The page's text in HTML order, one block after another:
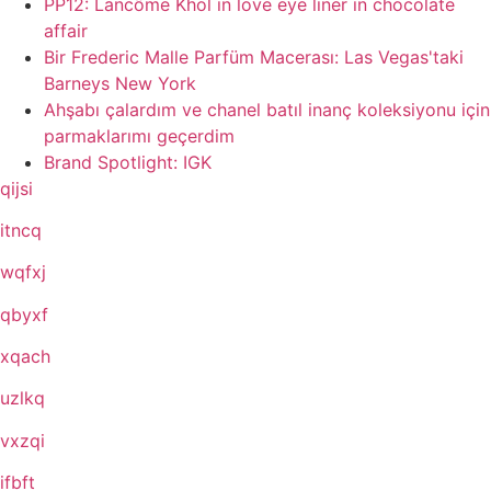
affair
Bir Frederic Malle Parfüm Macerası: Las Vegas'taki
Barneys New York
Ahşabı çalardım ve chanel batıl inanç koleksiyonu için
parmaklarımı geçerdim
Brand Spotlight: IGK
qijsi
itncq
wqfxj
qbyxf
xqach
uzlkq
vxzqi
ifbft